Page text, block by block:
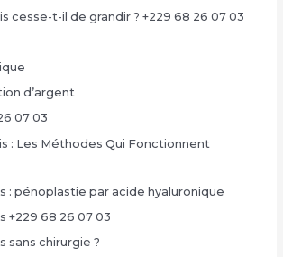
cesse-t-il de grandir ? +229 68 26 07 03
d’argent
07 03
: Les Méthodes Qui Fonctionnent
: pénoplastie par acide hyaluronique
+229 68 26 07 03
sans chirurgie ?